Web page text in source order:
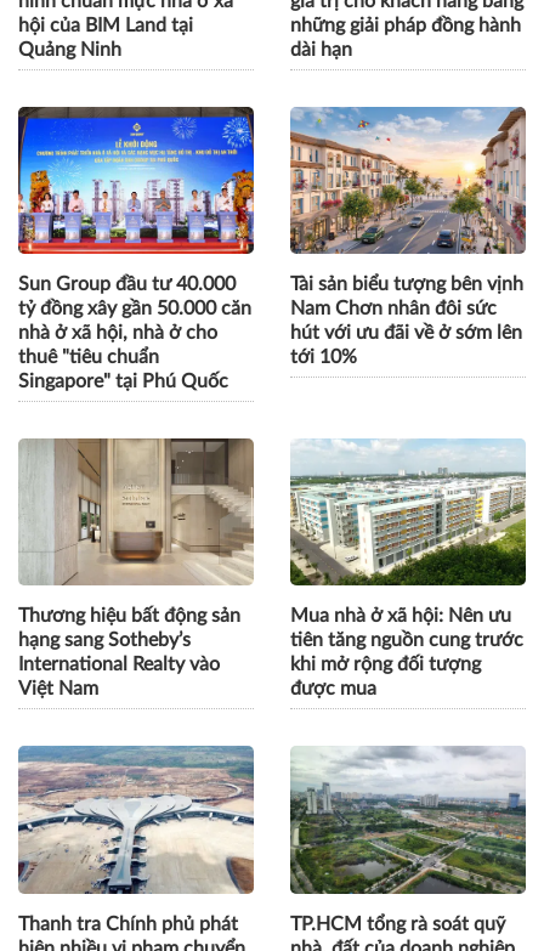
Marina Living Halong: Định
hình chuẩn mực nhà ở xã
hội của BIM Land tại
Quảng Ninh
Masterise Homes gia tăng
giá trị cho khách hàng bằng
những giải pháp đồng hành
dài hạn
Sun Group đầu tư 40.000
tỷ đồng xây gần 50.000 căn
nhà ở xã hội, nhà ở cho
thuê "tiêu chuẩn
Singapore" tại Phú Quốc
Tài sản biểu tượng bên vịnh
Nam Chơn nhân đôi sức
hút với ưu đãi về ở sớm lên
tới 10%
Thương hiệu bất động sản
hạng sang Sotheby’s
International Realty vào
Việt Nam
Mua nhà ở xã hội: Nên ưu
tiên tăng nguồn cung trước
khi mở rộng đối tượng
được mua